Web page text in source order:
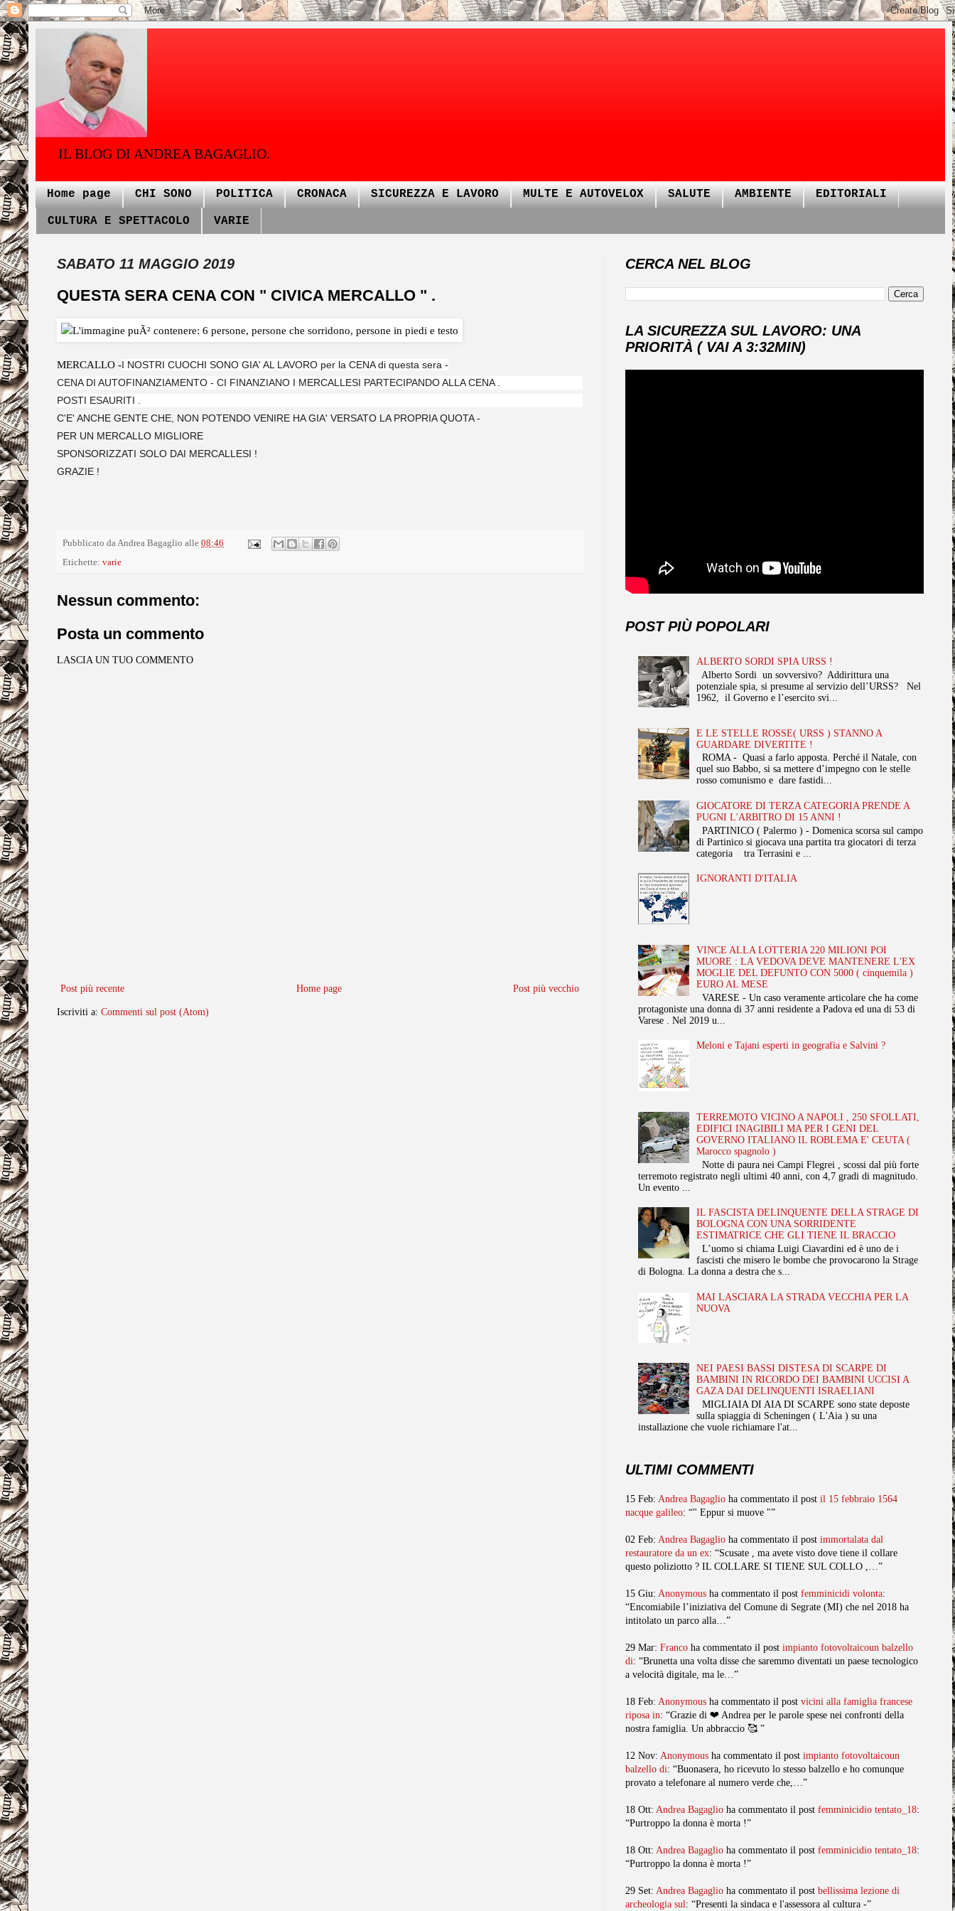
IL BLOG DI ANDREA BAGAGLIO.
Home page CHI SONO POLITICA CRONACA SICUREZZA E LAVORO MULTE E AUTOVELOX SALUTE AMBIENTE EDITORIALI
CULTURA E SPETTACOLO VARIE
SABATO 11 MAGGIO 2019
QUESTA SERA CENA CON " CIVICA MERCALLO " .
MERCALLO -I NOSTRI CUOCHI SONO GIA' AL LAVORO per la CENA di questa sera -
CENA DI AUTOFINANZIAMENTO - CI FINANZIANO I MERCALLESI PARTECIPANDO ALLA CENA .
POSTI ESAURITI .
C'E' ANCHE GENTE CHE, NON POTENDO VENIRE HA GIA' VERSATO LA PROPRIA QUOTA -
PER UN MERCALLO MIGLIORE
SPONSORIZZATI SOLO DAI MERCALLESI !
GRAZIE !
Pubblicato daAndrea Bagaglio alle 08:46
Etichette: varie
Nessun commento:
Posta un commento
LASCIA UN TUO COMMENTO
Post più recente Post più vecchio
Home page
Iscriviti a: Commenti sul post (Atom)
CERCA NEL BLOG
LA SICUREZZA SUL LAVORO: UNA
PRIORITÀ ( VAI A 3:32MIN)
POST PIÙ POPOLARI
ALBERTO SORDI SPIA URSS !
Alberto Sordi un sovversivo? Addirittura una
potenziale spia, si presume al servizio dell’URSS? Nel
1962, il Governo e l’esercito svi...
E LE STELLE ROSSE( URSS ) STANNO A
GUARDARE DIVERTITE !
ROMA - Quasi a farlo apposta. Perché il Natale, con
quel suo Babbo, si sa mettere d’impegno con le stelle
rosso comunismo e dare fastidi...
GIOCATORE DI TERZA CATEGORIA PRENDE A
PUGNI L'ARBITRO DI 15 ANNI !
PARTINICO ( Palermo ) - Domenica scorsa sul campo
di Partinico si giocava una partita tra giocatori di terza
categoria tra Terrasini e ...
IGNORANTI D'ITALIA
VINCE ALLA LOTTERIA 220 MILIONI POI
MUORE : LA VEDOVA DEVE MANTENERE L'EX
MOGLIE DEL DEFUNTO CON 5000 ( cinquemila )
EURO AL MESE
VARESE - Un caso veramente articolare che ha come
protagoniste una donna di 37 anni residente a Padova ed una di 53 di
Varese . Nel 2019 u...
Meloni e Tajani esperti in geografia e Salvini ?
TERREMOTO VICINO A NAPOLI , 250 SFOLLATI,
EDIFICI INAGIBILI MA PER I GENI DEL
GOVERNO ITALIANO IL ROBLEMA E' CEUTA (
Marocco spagnolo )
Notte di paura nei Campi Flegrei , scossi dal più forte
terremoto registrato negli ultimi 40 anni, con 4,7 gradi di magnitudo.
Un evento ...
IL FASCISTA DELINQUENTE DELLA STRAGE DI
BOLOGNA CON UNA SORRIDENTE
ESTIMATRICE CHE GLI TIENE IL BRACCIO
L’uomo si chiama Luigi Ciavardini ed è uno de i
fascisti che misero le bombe che provocarono la Strage
di Bologna. La donna a destra che s...
MAI LASCIARA LA STRADA VECCHIA PER LA
NUOVA
NEI PAESI BASSI DISTESA DI SCARPE DI
BAMBINI IN RICORDO DEI BAMBINI UCCISI A
GAZA DAI DELINQUENTI ISRAELIANI
MIGLIAIA DI AIA DI SCARPE sono state deposte
sulla spiaggia di Scheningen ( L'Aia ) su una
installazione che vuole richiamare l'at...
ULTIMI COMMENTI
15 Feb: Andrea Bagaglio ha commentato il post il 15 febbraio 1564
nacque galileo: “" Eppur si muove "”
02 Feb: Andrea Bagaglio ha commentato il post immortalata dal
restauratore da un ex: “Scusate , ma avete visto dove tiene il collare
questo poliziotto ? IL COLLARE SI TIENE SUL COLLO ,…”
15 Giu: Anonymous ha commentato il post femminicidi volonta:
“Encomiabile l’iniziativa del Comune di Segrate (MI) che nel 2018 ha
intitolato un parco alla…”
29 Mar: Franco ha commentato il post impianto fotovoltaicoun balzello
di: “Brunetta una volta disse che saremmo diventati un paese tecnologico
a velocità digitale, ma le…”
18 Feb: Anonymous ha commentato il post vicini alla famiglia francese
riposa in: “Grazie di ❤️ Andrea per le parole spese nei confronti della
nostra famiglia. Un abbraccio 🥰 ”
12 Nov: Anonymous ha commentato il post impianto fotovoltaicoun
balzello di: “Buonasera, ho ricevuto lo stesso balzello e ho comunque
provato a telefonare al numero verde che,…”
18 Ott: Andrea Bagaglio ha commentato il post femminicidio tentato_18:
“Purtroppo la donna è morta !”
18 Ott: Andrea Bagaglio ha commentato il post femminicidio tentato_18:
“Purtroppo la donna è morta !”
29 Set: Andrea Bagaglio ha commentato il post bellissima lezione di
archeologia sul : “Presenti la sindaca e l'assessora al cultura -”